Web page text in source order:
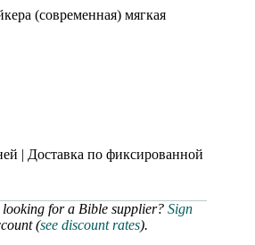
(современная) мягкая
| Доставка по фиксированной
for a Bible supplier? Sign
(see discount rates).